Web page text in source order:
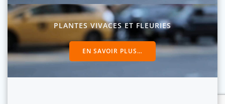
PLANTES VIVACES ET FLEURIES
EN SAVOIR PLUS…